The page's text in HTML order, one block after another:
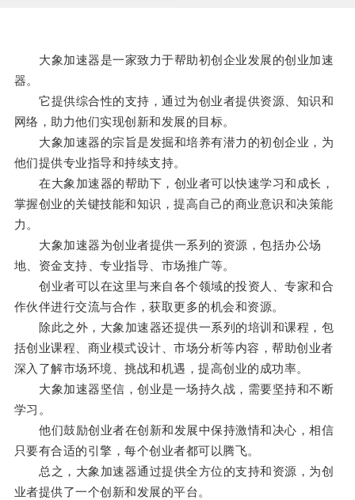
大象加速器是一家致力于帮助初创企业发展的创业加速
器。
它提供综合性的支持，通过为创业者提供资源、知识和
网络，助力他们实现创新和发展的目标。
大象加速器的宗旨是发掘和培养有潜力的初创企业，为
他们提供专业指导和持续支持。
在大象加速器的帮助下，创业者可以快速学习和成长，
掌握创业的关键技能和知识，提高自己的商业意识和决策能
力。
大象加速器为创业者提供一系列的资源，包括办公场
地、资金支持、专业指导、市场推广等。
创业者可以在这里与来自各个领域的投资人、专家和合
作伙伴进行交流与合作，获取更多的机会和资源。
除此之外，大象加速器还提供一系列的培训和课程，包
括创业课程、商业模式设计、市场分析等内容，帮助创业者
深入了解市场环境、挑战和机遇，提高创业的成功率。
大象加速器坚信，创业是一场持久战，需要坚持和不断
学习。
他们鼓励创业者在创新和发展中保持激情和决心，相信
只要有合适的引擎，每个创业者都可以腾飞。
总之，大象加速器通过提供全方位的支持和资源，为创
业者提供了一个创新和发展的平台。